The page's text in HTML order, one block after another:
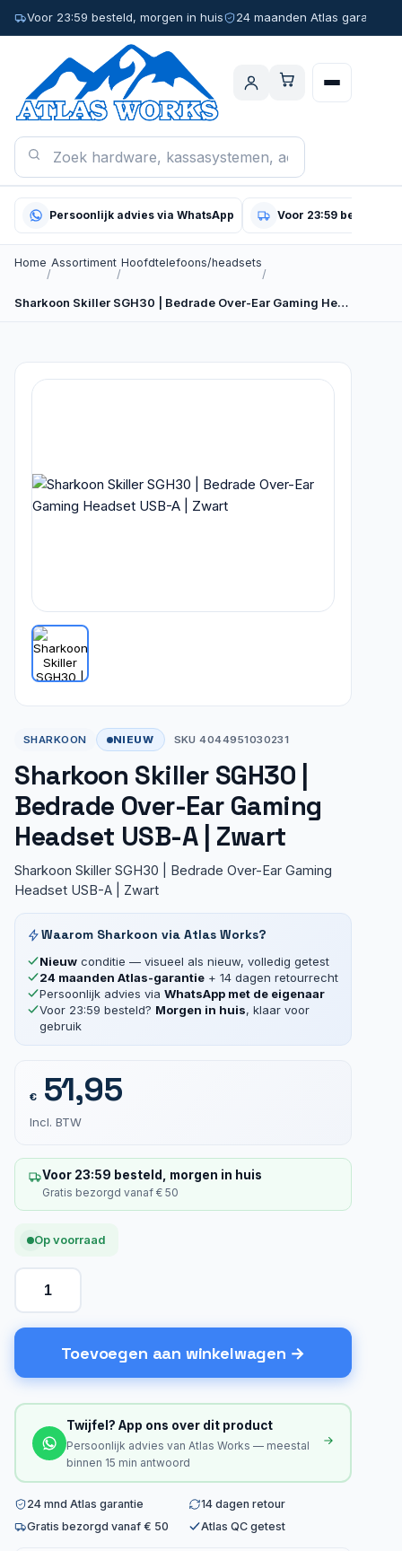
Voor 23:59 besteld, morgen in huis 24 maanden Atlas garantie
Persoonlijk advies via WhatsApp Voor 23:59 besteld,
Home
/
Assortiment
/
Hoofdtelefoons/headsets
/
Sharkoon Skiller SGH30 | Bedrade Over-Ear Gaming Headset…
SHARKOON NIEUW SKU 4044951030231
Sharkoon Skiller SGH30 |
Bedrade Over-Ear Gaming
Headset USB-A | Zwart
Sharkoon Skiller SGH30 | Bedrade Over-Ear Gaming
Headset USB-A | Zwart
Waarom Sharkoon via Atlas Works?
Nieuw conditie — visueel als nieuw, volledig getest
24 maanden Atlas-garantie + 14 dagen retourrecht
Persoonlijk advies via WhatsApp met de eigenaar
Voor 23:59 besteld? Morgen in huis, klaar voor
gebruik
€51,95
Incl. BTW
Voor 23:59 besteld, morgen in huis
Gratis bezorgd vanaf € 50
Op voorraad
Toevoegen aan winkelwagen
Twijfel? App ons over dit product
Persoonlijk advies van Atlas Works — meestal
binnen 15 min antwoord
24 mnd Atlas garantie
14 dagen retour
Gratis bezorgd vanaf € 50
Atlas QC getest